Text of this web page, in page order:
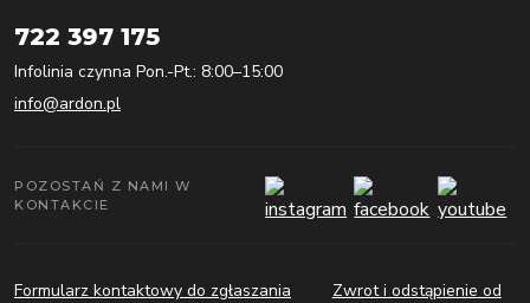
722 397 175
Infolinia czynna Pon.-Pt.: 8:00–15:00
info@ardon.pl
POZOSTAŃ Z NAMI W
KONTAKCIE
Formularz kontaktowy do zgłaszania
Zwrot i odstąpienie od